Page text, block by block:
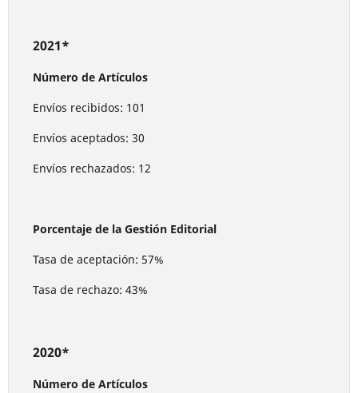
2021*
Número de Artículos
Envíos recibidos: 101
Envíos aceptados: 30
Envíos rechazados: 12
Porcentaje de la Gestión Editorial
Tasa de aceptación: 57%
Tasa de rechazo: 43%
2020*
Número de Artículos